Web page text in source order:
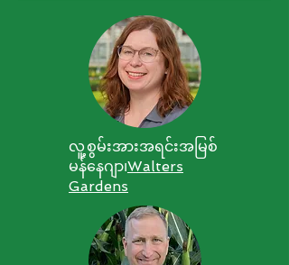
လူ့စွမ်းအားအရင်းအမြစ်
မန်နေဂျာ၊Walters
Gardens